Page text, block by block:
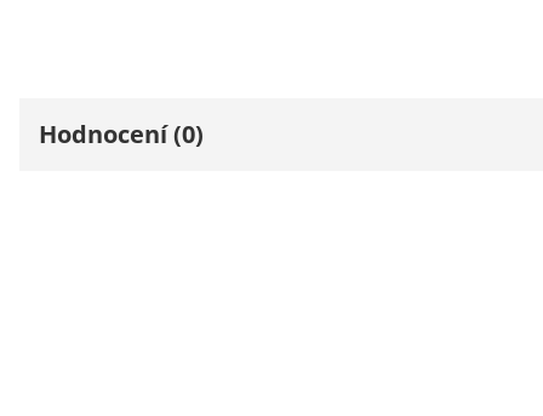
Hodnocení (0)